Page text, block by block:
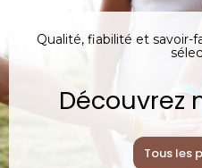
Qualité, fiabilité et
Découvrez
Tous les